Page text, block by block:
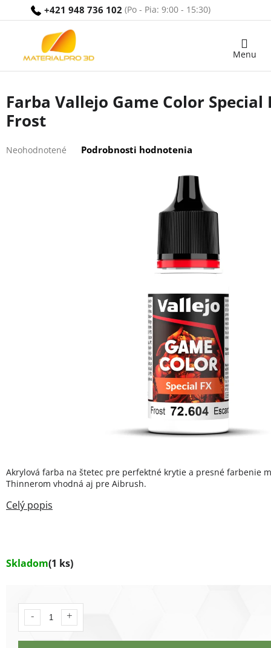
+421 948 736 102
Nákupný
Farba Vallejo Game Color Special
Frost
hodnotenie
Neohodnotené Podrobnosti hodnotenia
Skladom(1 ks)
Akrylová farba na štetec pre perfektné krytie a presné farbenie
Thinnerom vhodná aj pre Aibrush.